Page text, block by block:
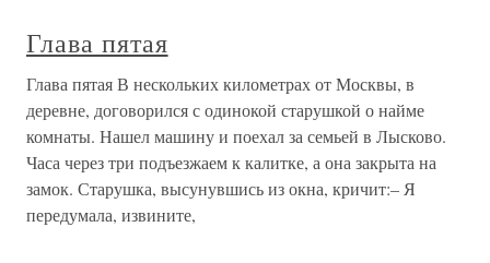
Глава пятая
Глава пятая В нескольких километрах от Москвы, в
деревне, договорился с одинокой старушкой о найме
комнаты. Нашел машину и поехал за семьей в Лысково.
Часа через три подъезжаем к калитке, а она закрыта на
замок. Старушка, высунувшись из окна, кричит:– Я
передумала, извините,